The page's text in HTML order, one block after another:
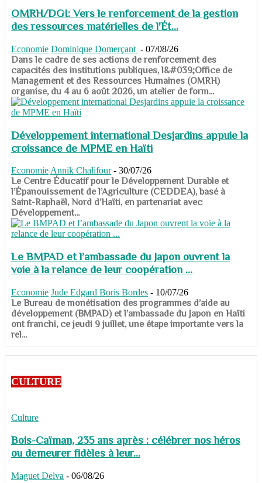
OMRH/DGI: Vers le renforcement de la gestion
des ressources matérielles de l'Ét...
Economie Dominique Domerçant - 07/08/26
Dans le cadre de ses actions de renforcement des
capacités des institutions publiques, l&#039;Office de
Management et des Ressources Humaines (OMRH)
organise, du 4 au 6 août 2026, un atelier de form...
Développement international Desjardins appuie la
croissance de MPME en Haïti
Economie Annik Chalifour - 30/07/26
​​​​​​​Le Centre Éducatif pour le Développement Durable et
l’Épanouissement de l’Agriculture (CEDDEA), basé à
Saint-Raphaël, Nord d’Haïti, en partenariat avec
Développement...
Le BMPAD et l’ambassade du Japon ouvrent la
voie à la relance de leur coopération ...
Economie Jude Edgard Boris Bordes - 10/07/26
​​​​​​​Le Bureau de monétisation des programmes d’aide au
développement (BMPAD) et l’ambassade du Japon en Haïti
ont franchi, ce jeudi 9 juillet, une étape importante vers la
rel...
CULTURE
Culture
Bois-Caïman, 235 ans après : célébrer nos héros
ou demeurer fidèles à leur...
Maguet Delva - 06/08/26